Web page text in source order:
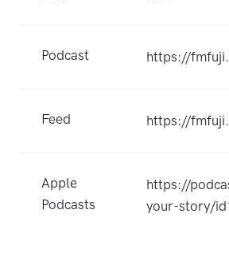
Podcast https://
Feed https://
Apple
Podcasts
https://
your-story/